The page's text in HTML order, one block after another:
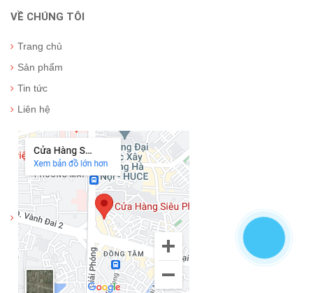
VỀ CHÚNG TÔI
Trang chủ
Sản phẩm
Tin tức
Liên hệ